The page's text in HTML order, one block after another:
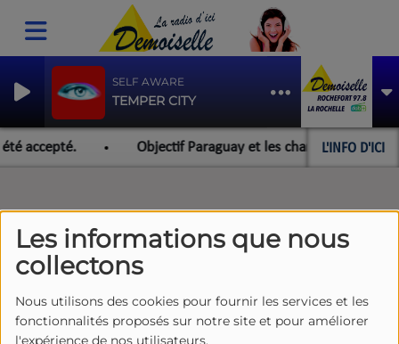
Les informations que nous
collectons
Nous utilisons des cookies pour fournir les services et les
fonctionnalités proposés sur notre site et pour améliorer
SELF AWARE
TEMPER CITY
L'INFO D'ICI
accepté. Objectif Paraguay et les championnats